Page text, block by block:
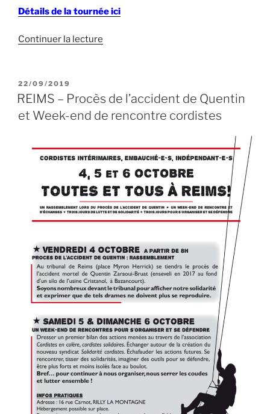
Détails de la tournée ici
Continuer la lecture
–
du
19
octobre
–
Tournée
de
grand
sud »
PUBLIÉ
LE
22/09/2019
REIMS – Procès de l’accident de Quentin
et Week-end de rencontre cordistes